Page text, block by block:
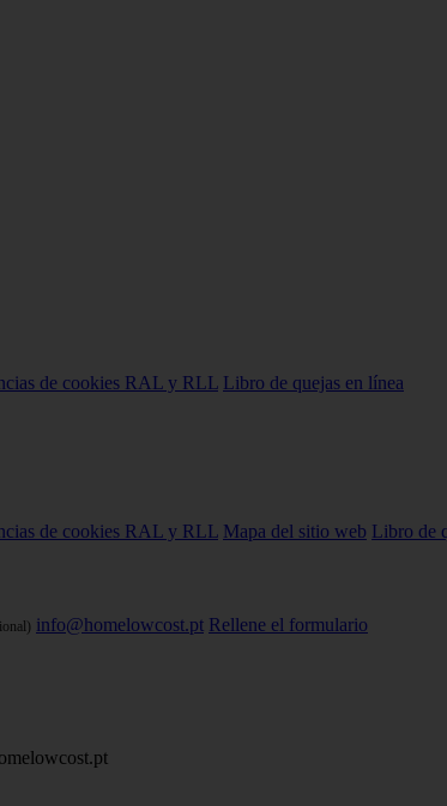
de cookies RAL y RLL Libro de quejas en línea
de cookies RAL y RLL Mapa del sitio web Libro de
info@homelowcost.pt Rellene el formulario